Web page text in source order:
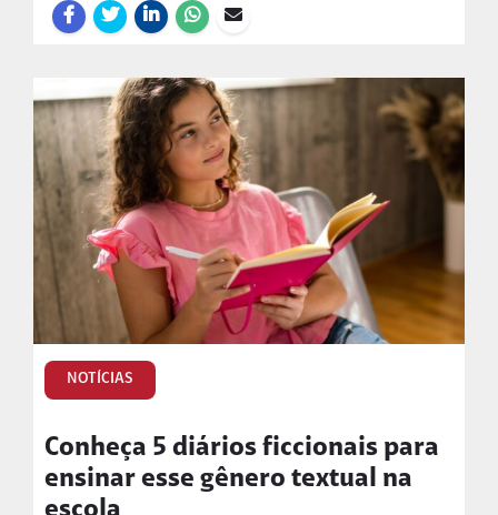
NOTÍCIAS
Conheça 5 diários ficcionais para
ensinar esse gênero textual na